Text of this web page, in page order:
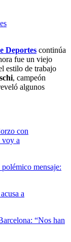
Deportes continúa
fue un viejo
estilo de trabajo
, campeón
algunos
mensaje:
“Nos han